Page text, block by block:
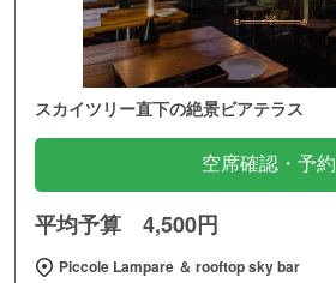
スカイツリー直下の絶景ビアテラス
空席確認・予約
平均予算 4,500円
Piccole Lampare ＆ rooftop sky bar